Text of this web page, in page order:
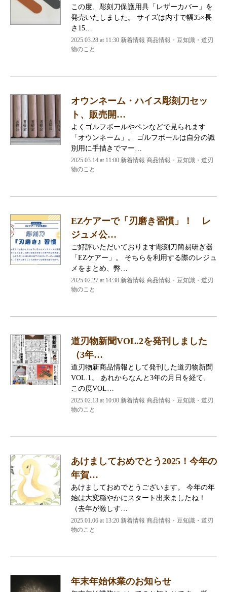
この度、彫刻刀保護用具「レザーカバー」を
発売いたしました。 サイズは内寸で幅35×長
さ15…
2025.03.28 at 11:30 新着情報 商品情報・豆知識・道刃
物のこと
オウンネーム・ハイス彫刻刀セッ
ト、販売開…
よくゴルフボールやペンなどで見られます
「オウンネーム」。 ゴルフボールは自分の識
別用に手描きでマー…
2025.03.14 at 11:00 新着情報 商品情報・豆知識・道刃
物のこと
EZケアーで「刃磨き習慣」！ レ
ジュメ公…
ご好評いただいております彫刻刀簡易研ぎ器
「EZケアー」。 そちらを利用する際のレジュ
メをまとめ、弊…
2025.02.27 at 14:38 新着情報 商品情報・豆知識・道刃
物のこと
道刃物新聞VOL.2を発刊しました
（3年…
道刃物新商品情報として発刊した道刃物新聞
VOL.1。 あれからなんと3年の月日を経て、
この度VOL…
2025.02.13 at 10:00 新着情報 商品情報・豆知識・道刃
物のこと
あけましておめでとう2025！今年の
年賀…
あけましておめでとうございます。 今年の年
始は大変穏やかにスタート出来ましたね！
（去年が激しす…
2025.01.06 at 13:20 新着情報 商品情報・豆知識・道刃
物のこと
年末年始休業のお知らせ